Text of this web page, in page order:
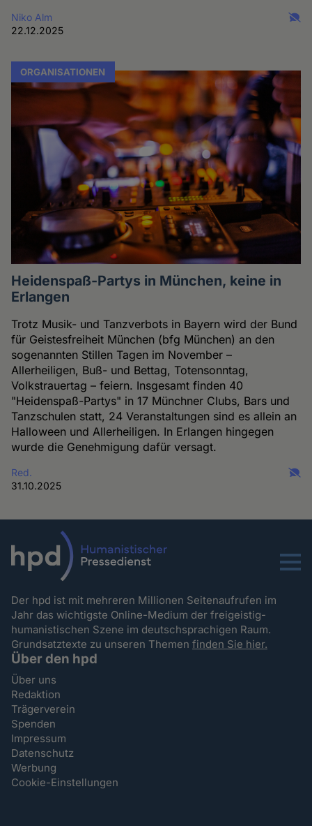
Niko Alm
22.12.2025
ORGANISATIONEN
Heidenspaß-Partys in München, keine in
Erlangen
Trotz Musik- und Tanzverbots in Bayern wird der Bund
für Geistesfreiheit München (bfg München) an den
sogenannten Stillen Tagen im November –
Allerheiligen, Buß- und Bettag, Totensonntag,
Volkstrauertag – feiern. Insgesamt finden 40
"Heidenspaß-Partys" in 17 Münchner Clubs, Bars und
Tanzschulen statt, 24 Veranstaltungen sind es allein an
Halloween und Allerheiligen. In Erlangen hingegen
wurde die Genehmigung dafür versagt.
Red.
31.10.2025
Menu
Der hpd ist mit mehreren Millionen Seitenaufrufen im
Jahr das wichtigste Online-Medium der freigeistig-
humanistischen Szene im deutschsprachigen Raum.
Grundsatztexte zu unseren Themenfinden Sie hier.
Über den hpd
Über uns
Redaktion
Trägerverein
Spenden
Impressum
Datenschutz
Werbung
Cookie-Einstellungen